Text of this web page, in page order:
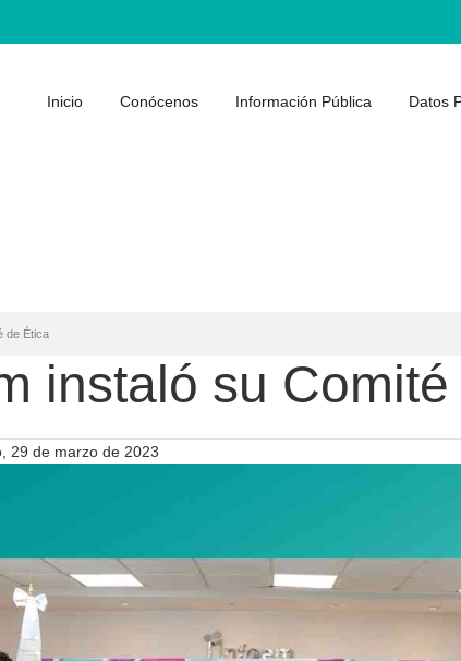
Inicio Conócenos Información Pública Datos
de Ética
instaló su
29 de marzo de 2023